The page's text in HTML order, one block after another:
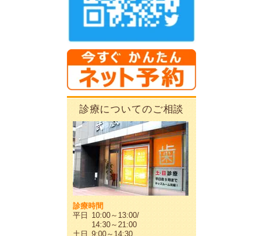
診療についてのご相談
診療時間
平日
10:00～13:00/
14:30～21:00
土日
9:00～14:30